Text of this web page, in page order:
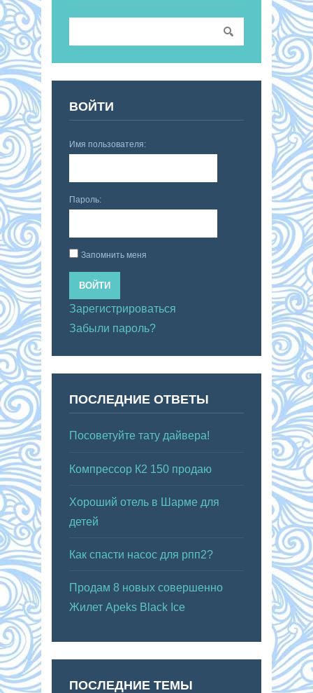
ВОЙТИ
Имя пользователя:
Пароль:
Запомнить меня
ВОЙТИ
Зарегистрироваться
Забыли пароль?
ПОСЛЕДНИЕ ОТВЕТЫ
Посоветуйте тату дайвера!
Компрессор К2 150 продаю
Хороший отель в Шарме для
детей
Как спасти насос для рпп2?
Продам 8 новых совершенно
Жилет Apeks Black Ice
ПОСЛЕДНИЕ ТЕМЫ